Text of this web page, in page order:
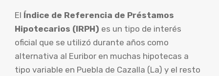
El Índice de Referencia de Préstamos
Hipotecarios (IRPH) es un tipo de interés
oficial que se utilizó durante años como
alternativa al Euribor en muchas hipotecas a
tipo variable en Puebla de Cazalla (La) y el resto